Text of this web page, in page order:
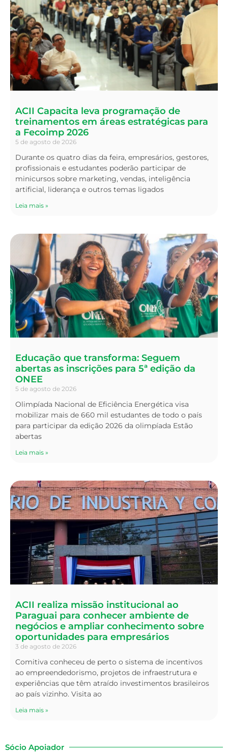
ACII Capacita leva programação de
treinamentos em áreas estratégicas para
a Fecoimp 2026
5 de agosto de 2026
Durante os quatro dias da feira, empresários, gestores,
profissionais e estudantes poderão participar de
minicursos sobre marketing, vendas, inteligência
artificial, liderança e outros temas ligados
Leia mais »
Educação que transforma: Seguem
abertas as inscrições para 5ª edição da
ONEE
5 de agosto de 2026
Olimpíada Nacional de Eficiência Energética visa
mobilizar mais de 660 mil estudantes de todo o país
para participar da edição 2026 da olimpíada Estão
abertas
Leia mais »
ACII realiza missão institucional ao
Paraguai para conhecer ambiente de
negócios e ampliar conhecimento sobre
oportunidades para empresários
3 de agosto de 2026
Comitiva conheceu de perto o sistema de incentivos
ao empreendedorismo, projetos de infraestrutura e
experiências que têm atraído investimentos brasileiros
ao país vizinho. Visita ao
Leia mais »
Sócio Apoiador